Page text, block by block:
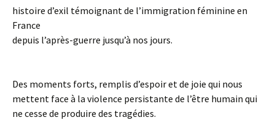
histoire d’exil témoignant de l’immigration féminine en
France
depuis l’après-guerre jusqu’à nos jours.
Des moments forts, remplis d’espoir et de joie qui nous
mettent face à la violence persistante de l’être humain qui
ne cesse de produire des tragédies.